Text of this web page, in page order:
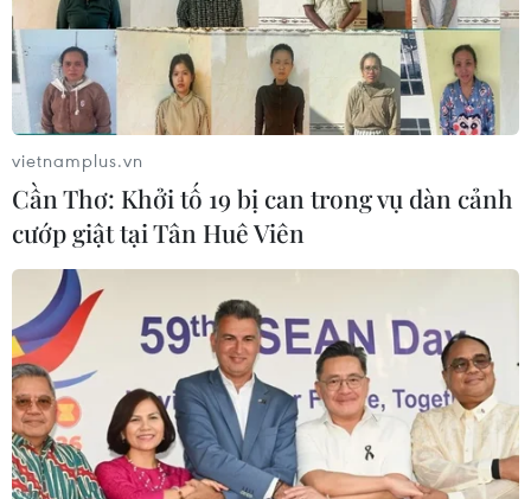
vietnamplus.vn
Cần Thơ: Khởi tố 19 bị can trong vụ dàn cảnh
cướp giật tại Tân Huê Viên